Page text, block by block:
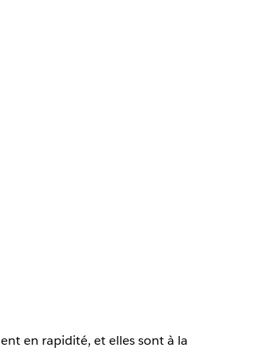
en rapidité, et elles sont à la